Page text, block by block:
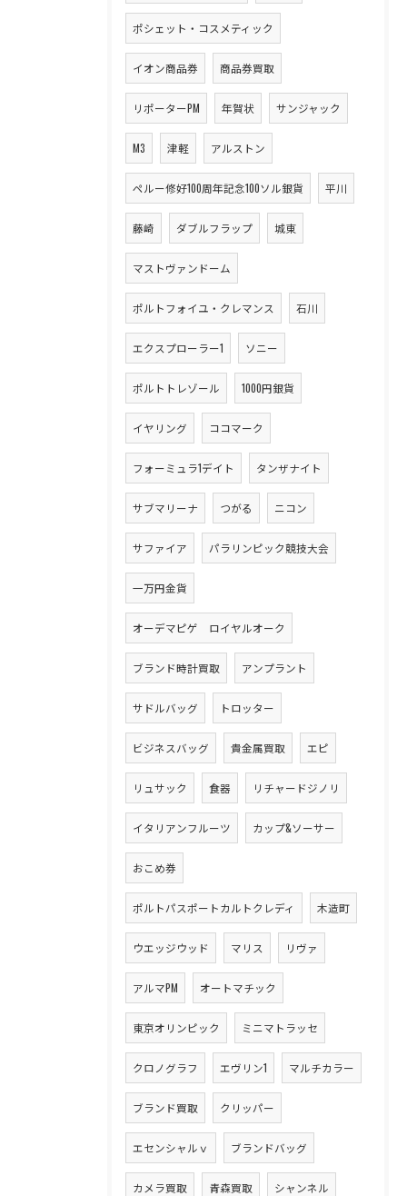
ポシェット・コスメティック
イオン商品券 商品券買取
リポーターPM 年賀状 サンジャック
M3 津軽 アルストン
ペルー修好100周年記念100ソル銀貨 平川
藤崎 ダブルフラップ 城東
マストヴァンドーム
ポルトフォイユ・クレマンス 石川
エクスプローラー1 ソニー
ポルトトレゾール 1000円銀貨
イヤリング ココマーク
フォーミュラ1デイト タンザナイト
サブマリーナ つがる ニコン
サファイア パラリンピック競技大会
一万円金貨
オーデマピゲ ロイヤルオーク
ブランド時計買取 アンプラント
サドルバッグ トロッター
ビジネスバッグ 貴金属買取 エピ
リュサック 食器 リチャードジノリ
イタリアンフルーツ カップ&ソーサー
おこめ券
ポルトパスポートカルトクレディ 木造町
ウエッジウッド マリス リヴァ
アルマPM オートマチック
東京オリンピック ミニマトラッセ
クロノグラフ エヴリン1 マルチカラー
ブランド買取 クリッパー
エセンシャルｖ ブランドバッグ
カメラ買取 青森買取 シャンネル